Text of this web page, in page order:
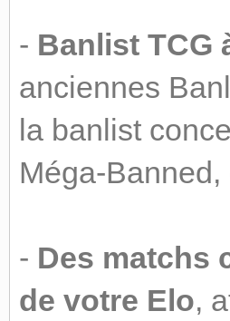
- Banlist TCG
anciennes
la banlist
Méga-
- Des matchs
de votre Elo,